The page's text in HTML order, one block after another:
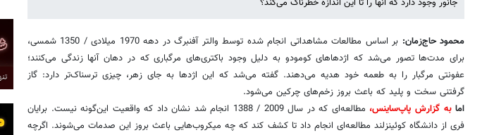
جانور وجود دارد که آنها را تا این اندازه خطرناک می‌کند؟
محمود حاج‌زمان:
بر اساس مطالعات مشاهداتی انجام شده توسط والتر آفنبرگ در دهه 1970 میلادی / 1350 شمسی،
برای مدت‌ها تصور می‌شد که اژدهاهای کومودو به دلیل وجود باکتری‌های مرگباری که در دهان آنها زندگی می‌کنند؛
عفونتی مرگبار را به طعمه خود هدیه می‌دهند. گفته می‌شد که این اژدها به جای زهر، چیزی ترسناک‌تر دارد: گاز
گرفتنی سخت و پلید که باعث بروز زخم‌های چرکین می‌شود.
امابه گزارش پاپ‌ساینس،
مطالعه‌ای که در سال 2009 / 1388 انجام شد نشان داد که واقعیت این‌گونه نیست. برایان
فری از دانشگاه کوئینزلند مطالعه‌ای انجام داد تا کشف کند که چه میکروب‌هایی باعث بروز این صدمات می‌شوند. اگرچه